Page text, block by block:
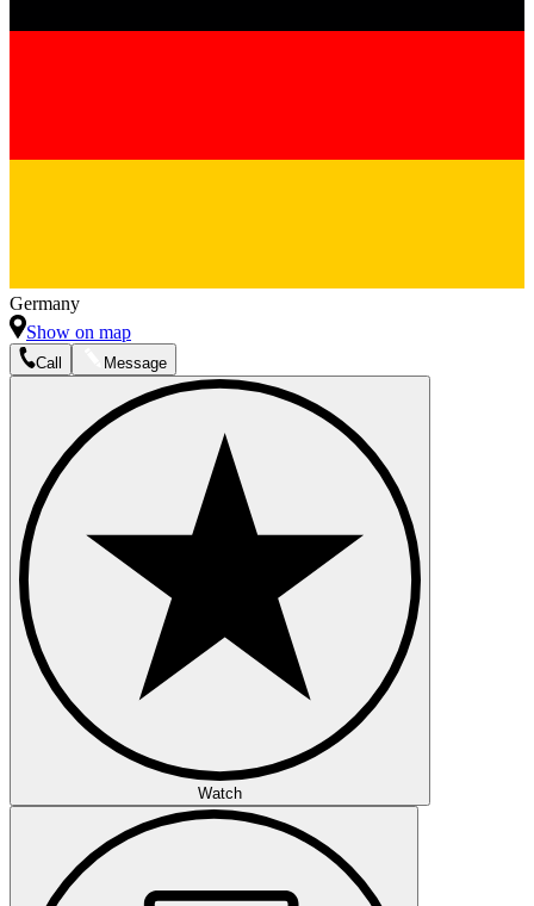
Germany
Show on map
Call Message
Watch